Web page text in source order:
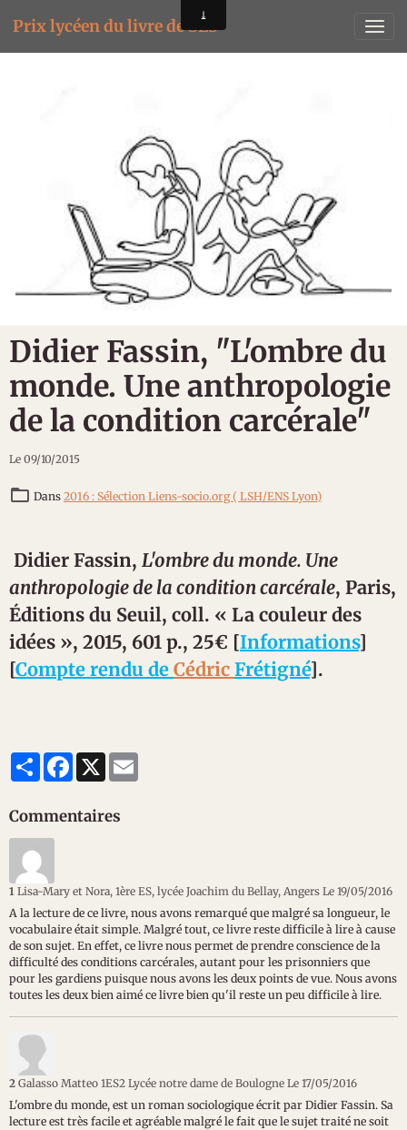
Prix lycéen du livre de SES
Didier Fassin, "L'ombre du
monde. Une anthropologie
de la condition carcérale"
Le 09/10/2015
Dans 2016 : Sélection Liens-socio.org ( LSH/ENS Lyon)
Didier Fassin, L'ombre du monde. Une
anthropologie de la condition carcérale, Paris,
Éditions du Seuil, coll. « La couleur des
idées », 2015, 601 p., 25€ [Informations]
[Compte rendu de Cédric Frétigné].
PartagerFacebook
X
Commentaires
1 Lisa-Mary et Nora, 1ère ES, lycée Joachim du Bellay, Angers Le 19/05/2016
A la lecture de ce livre, nous avons remarqué que malgré sa longueur, le
vocabulaire était simple. Malgré tout, ce livre reste difficile à lire à cause
de son sujet. En effet, ce livre nous permet de prendre conscience de la
difficulté des conditions carcérales, autant pour les prisonniers que
pour les gardiens puisque nous avons les deux points de vue. Nous avons
toutes les deux bien aimé ce livre bien qu'il reste un peu difficile à lire.
2 Galasso Matteo 1ES2 Lycée notre dame de Boulogne Le 17/05/2016
L'ombre du monde, est un roman sociologique écrit par Didier Fassin. Sa
lecture est très facile et agréable malgré le fait que le sujet traité ne soit